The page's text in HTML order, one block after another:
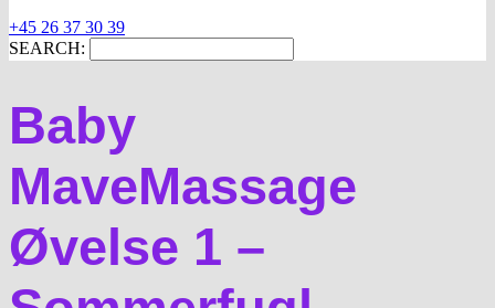
+45 26 37 30 39
SEARCH:
Baby
MaveMassage
Øvelse 1 –